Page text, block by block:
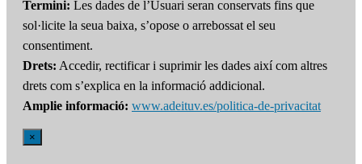
Termini: Les dades de l’Usuari seran conservats fins que
sol·licite la seua baixa, s’opose o arrebossat el seu
consentiment.
Drets: Accedir, rectificar i suprimir les dades així com altres
drets com s’explica en la informació addicional.
Amplie informació: www.adeituv.es/politica-de-privacitat
×